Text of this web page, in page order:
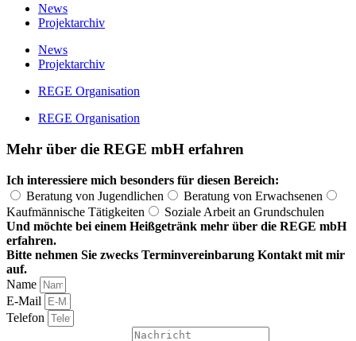
News
Projektarchiv
News
Projektarchiv
REGE Organisation
REGE Organisation
Mehr über die REGE mbH erfahren
Ich interessiere mich besonders für diesen Bereich:
Beratung von Jugendlichen
Beratung von Erwachsenen
Kaufmännische Tätigkeiten
Soziale Arbeit an Grundschulen
Und möchte bei einem Heißgetränk mehr über die REGE mbH
erfahren.
Bitte nehmen Sie zwecks Terminvereinbarung Kontakt mit mir
auf.
Name
E-Mail
Telefon